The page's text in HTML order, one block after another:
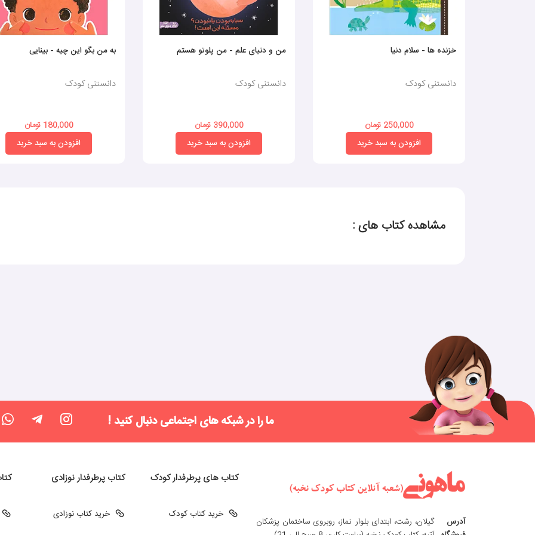
خزنده ها - سلام دنیا
دانستنی کودک
250,000 تومان
افزودن به سبد خرید
من و دنیای علم - من پلوتو هستم
دانستنی کودک
390,000 تومان
افزودن به سبد خرید
به من بگو این چیه - بینایی
دانستنی کودک
180,000 تومان
افزودن به سبد خرید
مشاهده کتاب های :
ما را در شبکه های اجتماعی دنبال کنید !
آدرس
گیلان، رشت، ابتدای بلوار نماز، روبروی ساختمان پزشکان
کتاب های پرطرفدار کودک
خرید کتاب کودک
کتاب پرطرفدار نوزادی
خرید کتاب نوزادی